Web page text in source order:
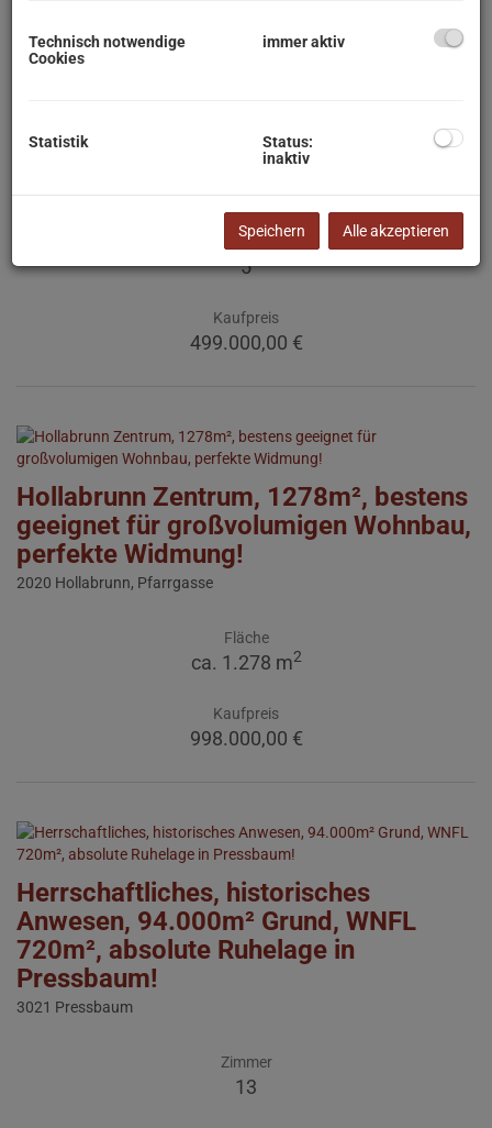
Büro/Praxis/Geschäftslokal in 1170
Zimmer
5
Kaufpreis
499.000,00 €
Hollabrunn Zentrum, 1278m², bestens
geeignet für großvolumigen Wohnbau,
perfekte Widmung!
2020 Hollabrunn, Pfarrgasse
Fläche
ca. 1.278 m2
Kaufpreis
998.000,00 €
Herrschaftliches, historisches
Anwesen, 94.000m² Grund, WNFL
720m², absolute Ruhelage in
Pressbaum!
3021 Pressbaum
Zimmer
13
Technisch notwendige
Cookies
immer aktiv
Statistik
Status:
inaktiv
Speichern Alle akzeptieren